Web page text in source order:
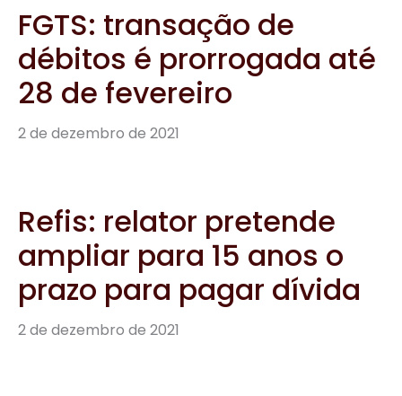
FGTS: transação de
débitos é prorrogada até
28 de fevereiro
2 de dezembro de 2021
Refis: relator pretende
ampliar para 15 anos o
prazo para pagar dívida
2 de dezembro de 2021